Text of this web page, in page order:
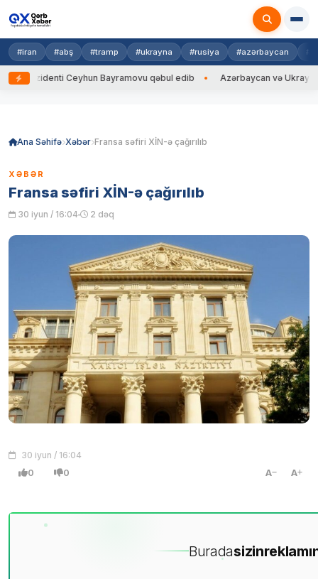
#iran #abş #tramp #ukrayna #rusiya #azərbaycan
Ceyhun Bayramovu qəbul edib Azərbaycan və Ukrayna XİN
Ana Səhifə Xəbər Fransa səfiri XİN-ə çağırılıb
XƏBƏR
Fransa səfiri XİN-ə çağırılıb
30 iyun / 16:04 2 dəq
30 iyun / 16:04
0 0 A A
Buradasizin